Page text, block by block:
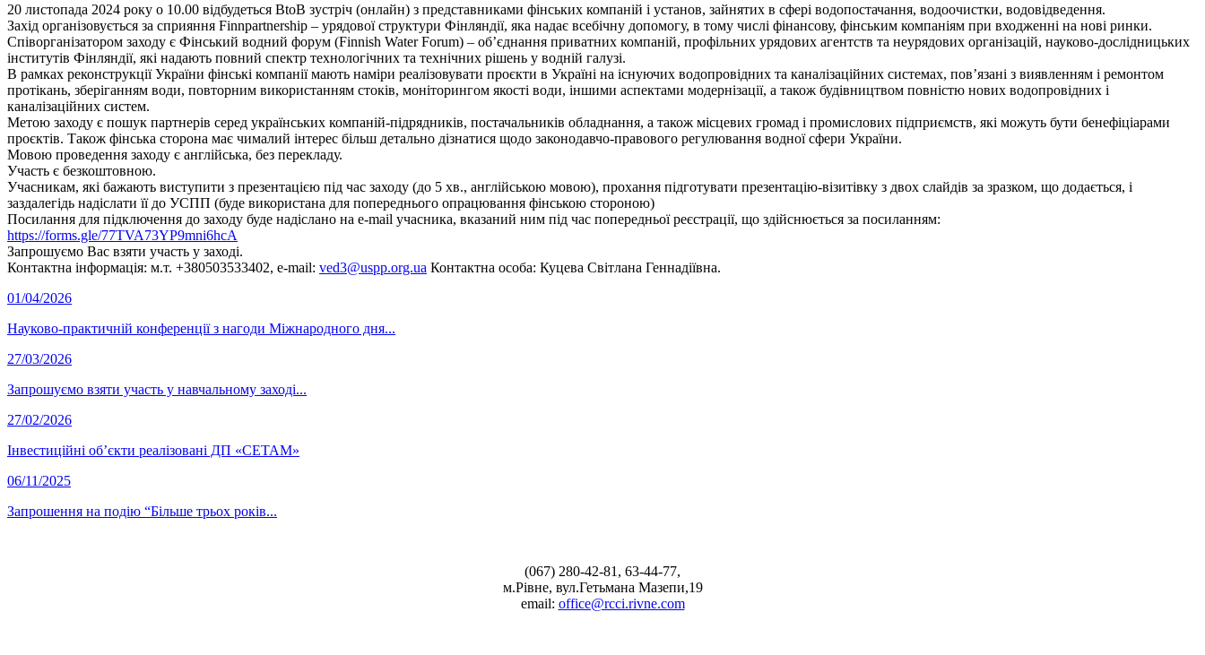
20 листопада 2024 року о 10.00 відбудеться ВtoВ зустріч (онлайн) з представниками фінських компаній і установ, зайнятих в сфері водопостачання, водоочистки, водовідведення.
Захід організовується за сприяння Finnpartnership – урядової структури Фінляндії, яка надає всебічну допомогу, в тому числі фінансову, фінським компаніям при входженні на нові ринки.
Співорганізатором заходу є Фінський водний форум (Finnish Water Forum) – об’єднання приватних компаній, профільних урядових агентств та неурядових організацій, науково-дослідницьких
інститутів Фінляндії, які надають повний спектр технологічних та технічних рішень у водній галузі.
В рамках реконструкції України фінські компанії мають наміри реалізовувати проєкти в Україні на існуючих водопровідних та каналізаційних системах, пов’язані з виявленням і ремонтом
протікань, зберіганням води, повторним використанням стоків, моніторингом якості води, іншими аспектами модернізації, а також будівництвом повністю нових водопровідних і
каналізаційних систем.
Метою заходу є пошук партнерів серед українських компаній-підрядників, постачальників обладнання, а також місцевих громад і промислових підприємств, які можуть бути бенефіціарами
проєктів. Також фінська сторона має чималий інтерес більш детально дізнатися щодо законодавчо-правового регулювання водної сфери України.
Мовою проведення заходу є англійська, без перекладу.
Участь є безкоштовною.
Учасникам, які бажають виступити з презентацією під час заходу (до 5 хв., англійською мовою), прохання підготувати презентацію-візитівку з двох слайдів за зразком, що додається, і
заздалегідь надіслати її до УСПП (буде використана для попереднього опрацювання фінською стороною)
Посилання для підключення до заходу буде надіслано на е-mail учасника, вказаний ним під час попередньої реєстрації, що здійснюється за посиланням:
https://forms.gle/77TVA73YP9mni6hcA
Запрошуємо Вас взяти участь у заході.
Контактна інформація: м.т. +380503533402, e-mail: ved3@uspp.org.ua Контактна особа: Куцева Світлана Геннадіївна.
01/04/2026
Науково-практичній конференції з нагоди Міжнародного дня...
27/03/2026
Запрошуємо взяти участь у навчальному заході...
27/02/2026
Інвестиційні об’єкти реалізовані ДП «СЕТАМ»
06/11/2025
Запрошення на подію “Більше трьох років...
(067) 280-42-81, 63-44-77,
м.Рівне, вул.Гетьмана Мазепи,19
email: office@rcci.rivne.com